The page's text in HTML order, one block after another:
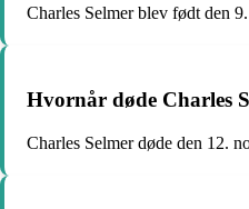
Charles Selmer blev født den
Hvornår døde Charles
Charles Selmer døde den 12.